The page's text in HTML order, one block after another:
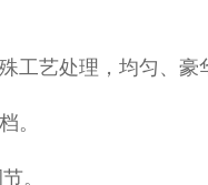
工艺处理，均匀、豪
。
。